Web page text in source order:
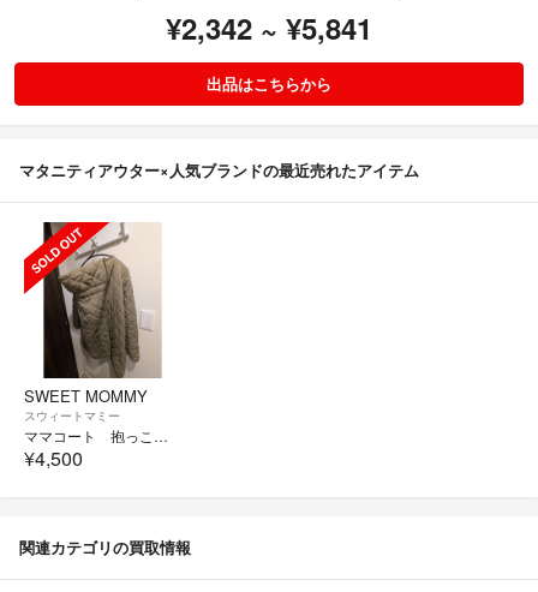
¥2,342 ~ ¥5,841
出品はこちらから
マタニティアウター×人気ブランドの最近売れたアイテム
SWEET MOMMY
スウィートマミー
ママコート 抱っこ・おんぶOK！超軽量 撥水 産前産後兼用
¥4,500
関連カテゴリの買取情報